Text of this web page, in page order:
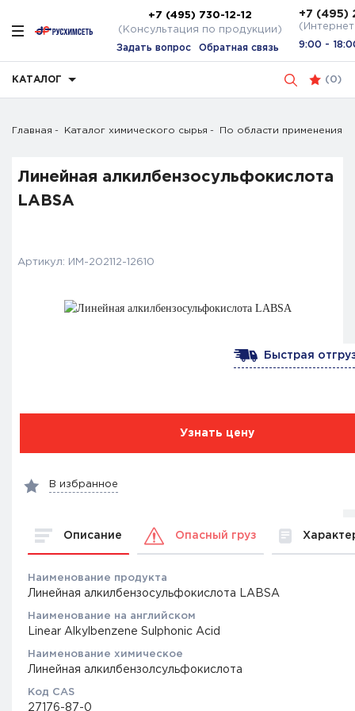
+7 (495) 730-12-12
(Консультация по продукции)
Задать вопрос Обратная связь
+7 (495)
9:00 -
КАТАЛОГ (0)
Главная Каталог химического сырья По области применения
Линейная алкилбензосульфокислота
LABSA
Артикул: ИМ-202112-12610
Быстрая
Узнать цену
В избранное
Описание Опасный груз
Наименование продукта
Линейная алкилбензосульфокислота LABSA
Наименование на английском
Linear Alkylbenzene Sulphonic Acid
Наименование химическое
Линейная алкилбензолсульфокислота
Код CAS
27176-87-0